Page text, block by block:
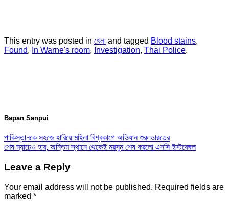
This entry was posted in খেলা and tagged Blood stains,
Found, In Warne's room, Investigation, Thai Police.
Bapan Sanpui
পাকিস্তানকে সহজে হারিয়ে মহিলা বিশ্বকাপে অভিযান শুরু ভারতের
শেষ ম্যাচেও হার, অন্তিম স্থানে থেকেই মরসুম শেষ করলো এসসি ইস্টবেঙ্গল
Leave a Reply
Your email address will not be published. Required fields are
marked *